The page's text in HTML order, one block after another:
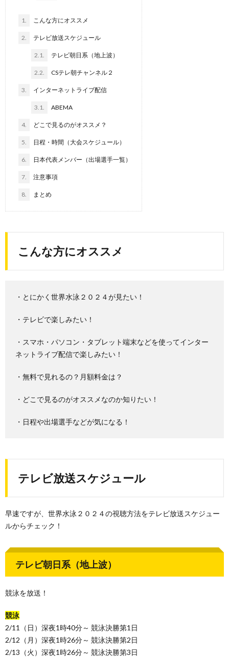
1. こんな方にオススメ
2. テレビ放送スケジュール
2.1. テレビ朝日系（地上波）
2.2. CSテレ朝チャンネル２
3. インターネットライブ配信
3.1. ABEMA
4. どこで見るのがオススメ？
5. 日程・時間（大会スケジュール）
6. 日本代表メンバー（出場選手一覧）
7. 注意事項
8. まとめ
こんな方にオススメ
・とにかく世界水泳２０２４が見たい！
・テレビで楽しみたい！
・スマホ・パソコン・タブレット端末などを使ってインター
ネットライブ配信で楽しみたい！
・無料で見れるの？月額料金は？
・どこで見るのがオススメなのか知りたい！
・日程や出場選手などが気になる！
テレビ放送スケジュール
早速ですが、世界水泳２０２４の視聴方法をテレビ放送スケジュー
ルからチェック！
テレビ朝日系（地上波）
競泳を放送！
競泳
2/11（日）深夜1時40分～ 競泳決勝第1日
2/12（月）深夜1時26分～ 競泳決勝第2日
2/13（火）深夜1時26分～ 競泳決勝第3日